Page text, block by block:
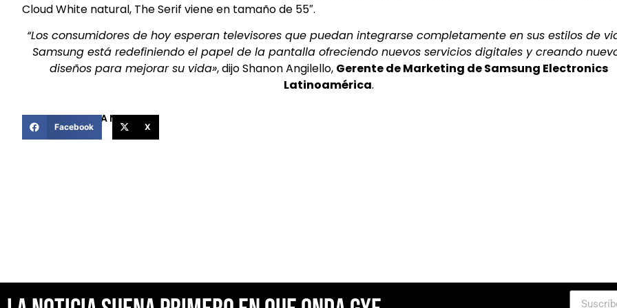
Cloud White natural, The Serif viene en tamaño de 55″.
“Los consumidores de hoy esperan televisores que puedan integrarse completamente en sus estilos de
Samsung está redefiniendo el papel de la pantalla ofreciendo nuevos servicios digitales y creando
diseños para mejorar su vida», dijo Shanon Angilello, Gerente de Marketing de Samsung Electronics
Latinoamérica.
COMPARTIR ESTA NOTICIA
Facebook X